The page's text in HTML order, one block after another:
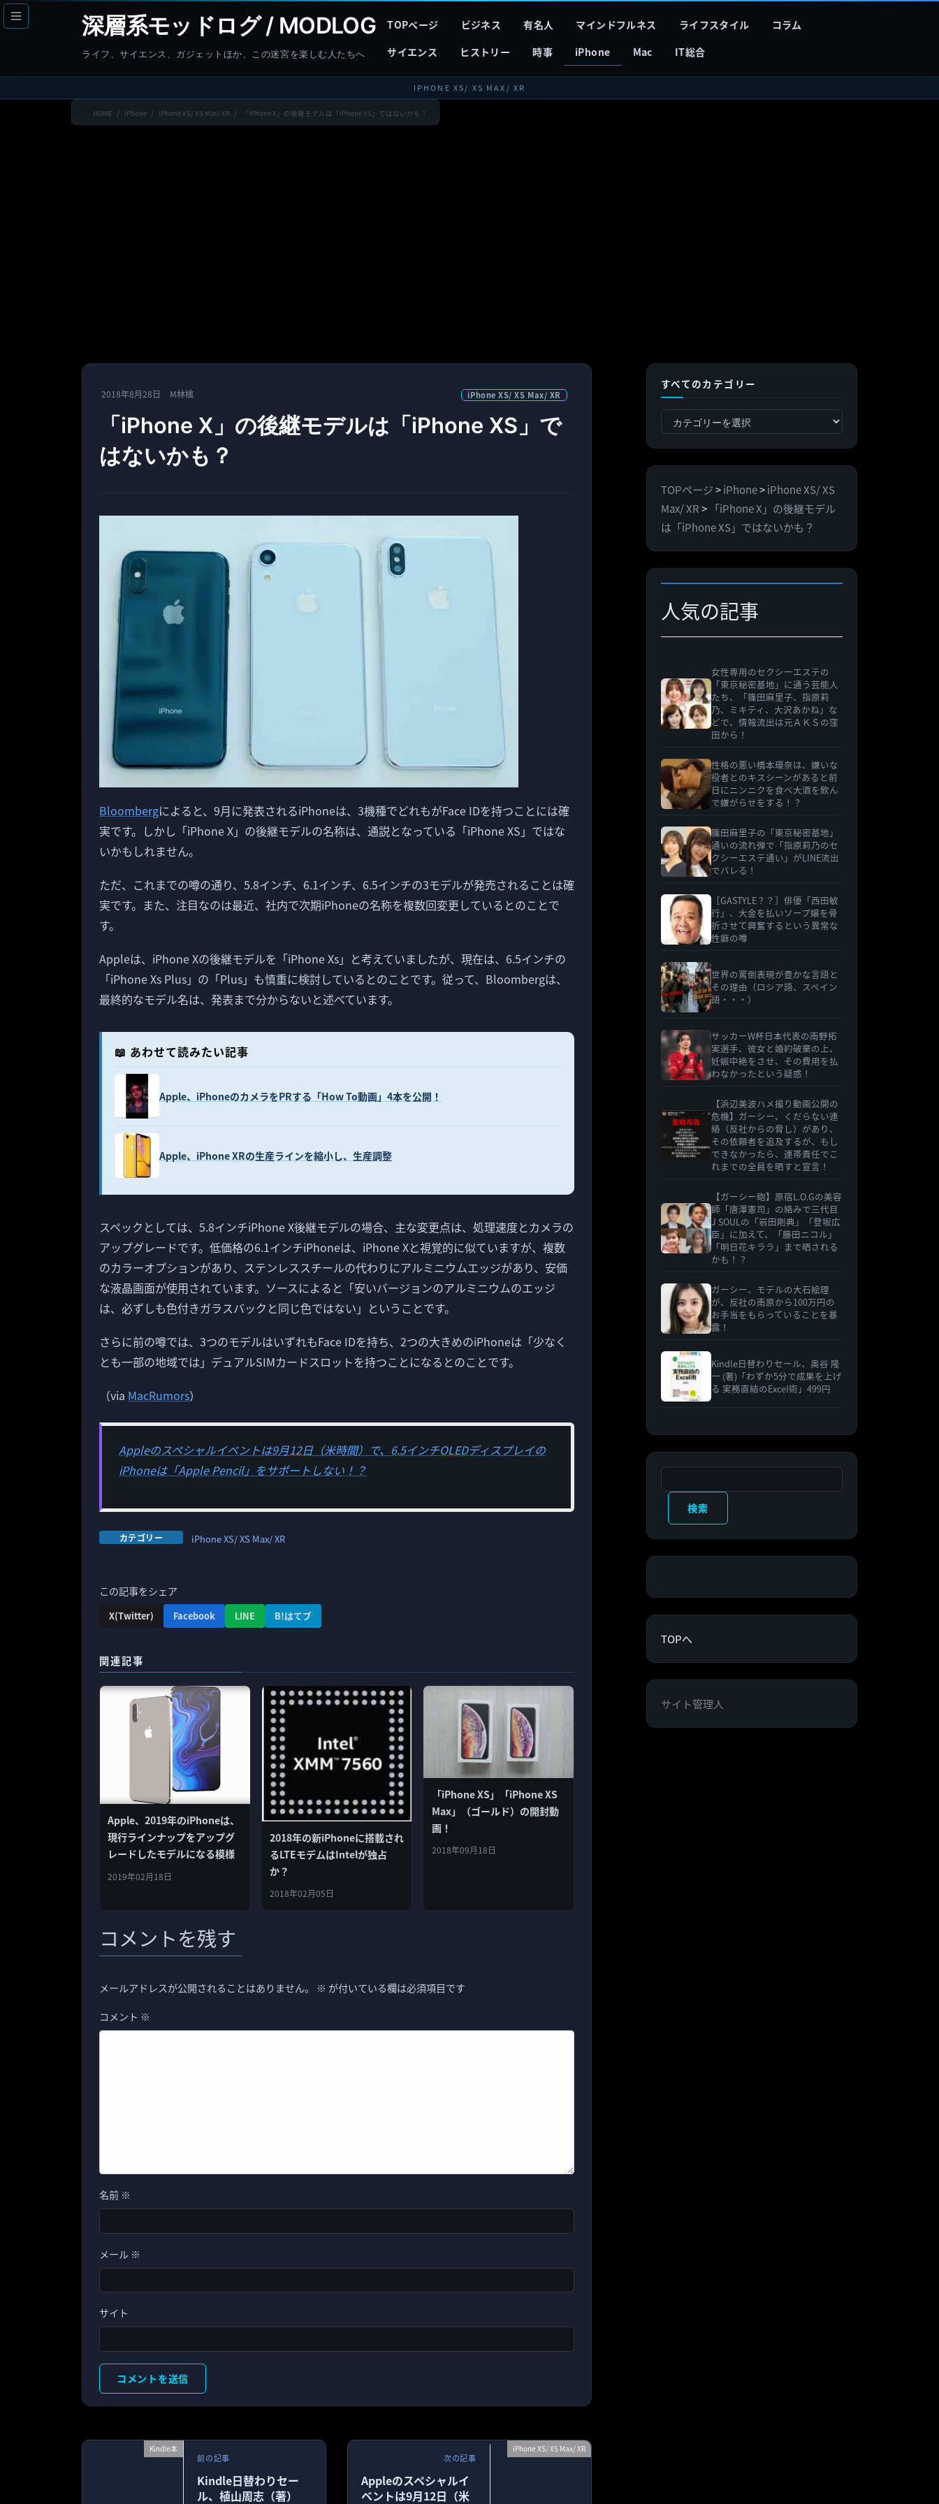
コ
ン
へ
ナ
ビ
ョ
深層系モッドログ / MODLOG
ライフ、サイエンス、ガジェットほか、この迷宮を楽しむ人たちへ
TOPページ ビジネス 有名人 マインドフルネス ライフスタイル
コラム
サイエンス
ヒストリー 時事 iPhone Mac IT総合
IPHONE XS/ XS MAX/ XR
HOME iPhone iPhone XS/ XS Max/ XR 「iPhone X」の後継モデルは「iPhone XS」ではないかも？
2018年8月28日 M林檎 iPhone XS/ XS Max/ XR
「iPhone X」の後継モデルは「iPhone XS」で
はないかも？
Bloombergによると、9月に発表されるiPhoneは、3機種でどれもがFace IDを持つことには確
実です。しかし「iPhone X」の後継モデルの名称は、通説となっている「iPhone XS」ではな
いかもしれません。
ただ、これまでの噂の通り、5.8インチ、6.1インチ、6.5インチの3モデルが発売されることは確
実です。また、注目なのは最近、社内で次期iPhoneの名称を複数回変更しているとのことで
す。
Appleは、iPhone Xの後継モデルを「iPhone Xs」と考えていましたが、現在は、6.5インチの
「iPhone Xs Plus」の「Plus」も慎重に検討しているとのことです。従って、Bloombergは、
最終的なモデル名は、発表まで分からないと述べています。
📖 あわせて読みたい記事
Apple、iPhoneのカメラをPRする「How To動画」4本を公開！
Apple、iPhone XRの生産ラインを縮小し、生産調整
スペックとしては、5.8インチiPhone X後継モデルの場合、主な変更点は、処理速度とカメラの
アップグレードです。低価格の6.1インチiPhoneは、iPhone Xと視覚的に似ていますが、複数
のカラーオプションがあり、ステンレススチールの代わりにアルミニウムエッジがあり、安価
な液晶画面が使用されています。ソースによると「安いバージョンのアルミニウムのエッジ
は、必ずしも色付きガラスバックと同じ色ではない」ということです。
さらに前の噂では、3つのモデルはいずれもFace IDを持ち、2つの大きめのiPhoneは「少なく
とも一部の地域では」デュアルSIMカードスロットを持つことになるとのことです。
（via MacRumors）
Appleのスペシャルイベントは9月12日（米時間）で、6.5インチOLEDディスプレイの
iPhoneは「Apple Pencil」をサポートしない！？
カテゴリー iPhone XS/ XS Max/ XR
この記事をシェア
X(Twitter) Facebook LINE B!はてブ
関連記事
Apple、2019年のiPhoneは、
現行ラインナップをアップグ
レードしたモデルになる模様
2019年02月18日
2018年の新iPhoneに搭載され
るLTEモデムはIntelが独占
か？
2018年02月05日
「iPhone XS」「iPhone XS
Max」（ゴールド）の開封動
画！
2018年09月18日
コメントを残す
メールアドレスが公開されることはありません。 ※ が付いている欄は必須項目です
コメント ※
名前 ※
メール ※
サイト
Kindle本
前の記事
Kindle日替わりセー
ル、植山周志（著）
iPhone XS/ XS Max/ XR
次の記事
Appleのスペシャルイ
ベントは9月12日（米
すべてのカテゴリー
べ
カ
テ
ゴ
リ
ー
TOPページ>iPhone>iPhone XS/ XS
Max/ XR> 「iPhone X」の後継モデル
は「iPhone XS」ではないかも？
人気の記事
女性専用のセクシーエステの
「東京秘密基地」に通う芸能人
たち、「篠田麻里子、指原莉
乃、ミキティ、大沢あかね」な
どで、情報流出は元ＡＫＳの窪
田から！
性格の悪い橋本環奈は、嫌いな
役者とのキスシーンがあると前
日にニンニクを食べ大酒を飲ん
で嫌がらせをする！？
篠田麻里子の「東京秘密基地」
通いの流れ弾で「指原莉乃のセ
クシーエステ通い」がLINE流出
でバレる！
［GASTYLE？？］俳優「西田敏
行」、大金を払いソープ嬢を骨
折させて興奮するという異常な
性癖の噂
世界の罵倒表現が豊かな言語と
その理由（ロシア語、スペイン
語・・・）
サッカーW杯日本代表の南野拓
実選手、彼女と婚約破棄の上、
妊娠中絶をさせ、その費用を払
わなかったという疑惑！
【浜辺美波ハメ撮り動画公開の
危機】ガーシー、くだらない連
絡（反社からの脅し）があり、
その依頼者を追及するが、もし
できなかったら、連帯責任でこ
れまでの全員を晒すと宣言！
【ガーシー砲】原宿L.O.Gの美容
師「唐澤憲司」の絡みで三代目
J SOULの「岩田剛典」「登坂広
臣」に加えて、「藤田ニコル」
「明日花キララ」まで晒される
かも！？
ガーシー、モデルの大石絵理
が、反社の南原から100万円の
お手当をもらっていることを暴
露！
Kindle日替わりセール、奥谷 隆
一 (著)「わずか5分で成果を上げ
る 実務直結のExcel術」499円
検索
TOPへ
サイト管理人